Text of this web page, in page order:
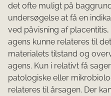
det ofte muligt på
undersøgelse at få en
ved påvisning af
agens kunne relateres til
materialets tilstand og
agens. Kun i relativt få
patologiske eller
relateres til årsagen. Der